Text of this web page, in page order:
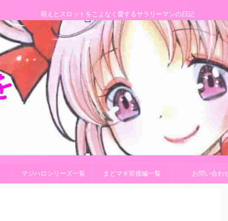
萌えとスロットをこよなく愛するサラリーマンの日記
マジハロシリーズ一覧 まどマギ前後編一覧 お問い合わ